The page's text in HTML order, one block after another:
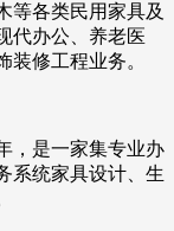
等各类民用家具及
代办公、养老医
修工程业务。
，是一家集专业办
系统家具设计、生